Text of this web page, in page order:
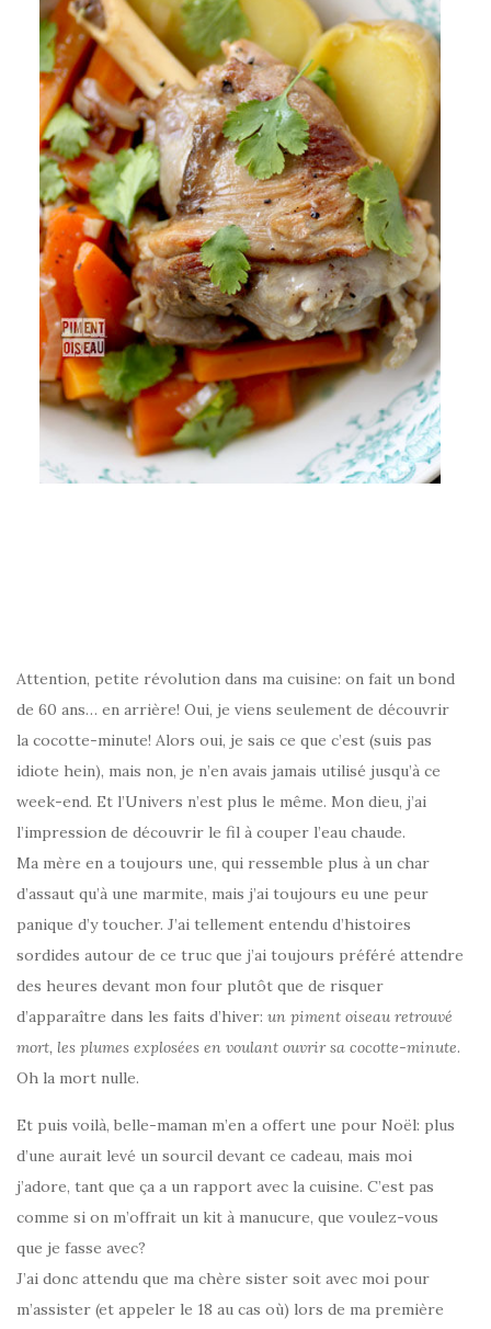
Attention, petite révolution dans ma cuisine: on fait un bond
de 60 ans… en arrière! Oui, je viens seulement de découvrir
la cocotte-minute! Alors oui, je sais ce que c’est (suis pas
idiote hein), mais non, je n’en avais jamais utilisé jusqu’à ce
week-end. Et l’Univers n’est plus le même. Mon dieu, j’ai
l’impression de découvrir le fil à couper l’eau chaude.
Ma mère en a toujours une, qui ressemble plus à un char
d’assaut qu’à une marmite, mais j’ai toujours eu une peur
panique d’y toucher. J’ai tellement entendu d’histoires
sordides autour de ce truc que j’ai toujours préféré attendre
des heures devant mon four plutôt que de risquer
d’apparaître dans les faits d’hiver: un piment oiseau retrouvé
mort, les plumes explosées en voulant ouvrir sa cocotte-minute.
Oh la mort nulle.
Et puis voilà, belle-maman m’en a offert une pour Noël: plus
d’une aurait levé un sourcil devant ce cadeau, mais moi
j’adore, tant que ça a un rapport avec la cuisine. C’est pas
comme si on m’offrait un kit à manucure, que voulez-vous
que je fasse avec?
J’ai donc attendu que ma chère sister soit avec moi pour
m’assister (et appeler le 18 au cas où) lors de ma première